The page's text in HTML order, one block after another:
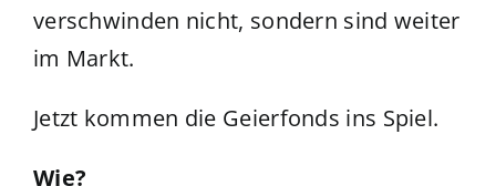
verschwinden nicht, sondern sind weiter
im Markt.
Jetzt kommen die Geierfonds ins Spiel.
Wie?